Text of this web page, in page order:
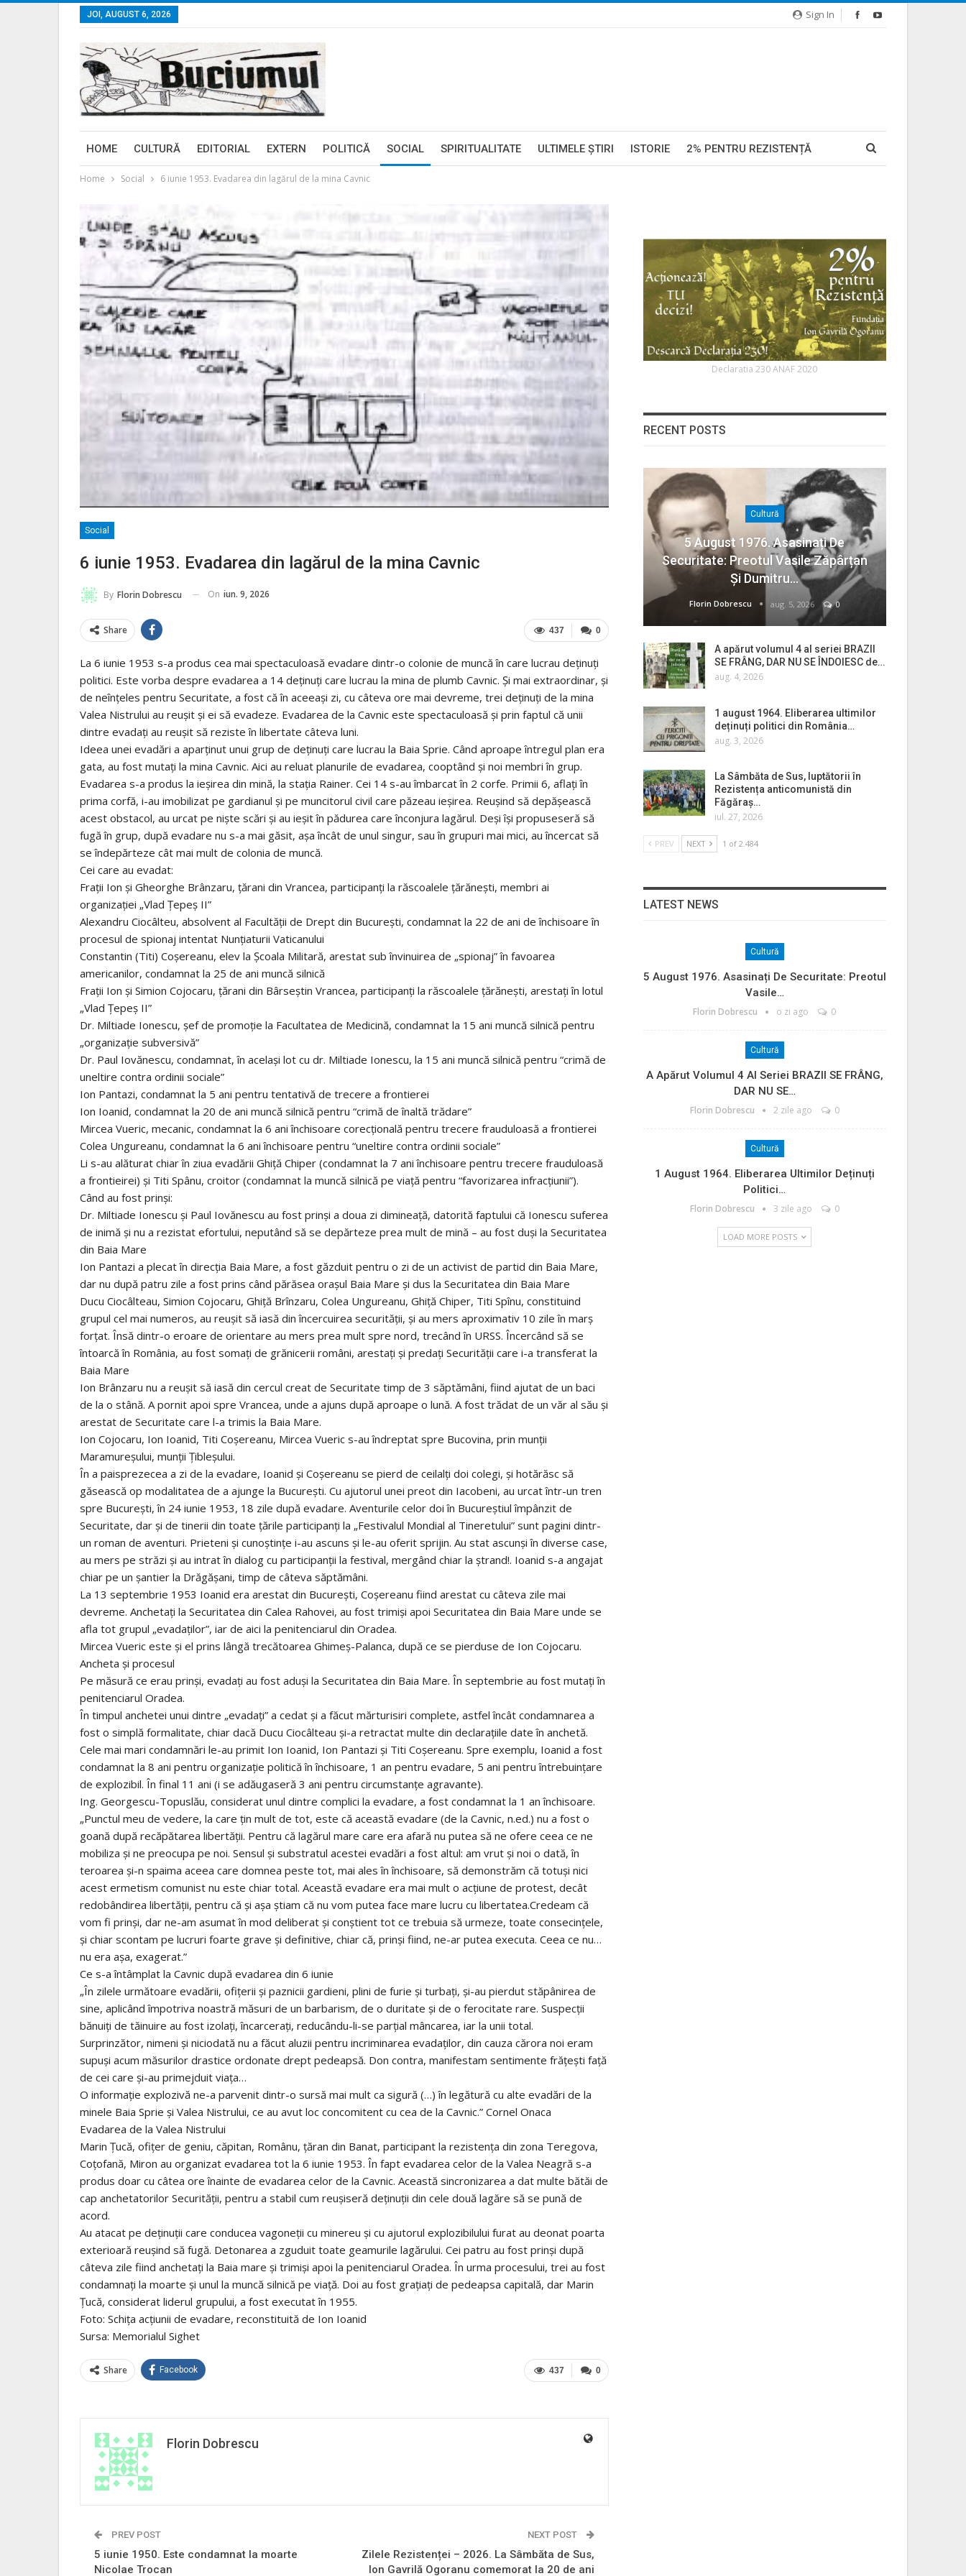
Sign In
JOI, AUGUST 6, 2026
HOME CULTURĂ EDITORIAL EXTERN POLITICĂ SOCIAL SPIRITUALITATE ULTIMELE ŞTIRI ISTORIE 2% PENTRU REZISTENȚĂ
Home Social 6 iunie 1953. Evadarea din lagărul de la mina Cavnic
Social
6 iunie 1953. Evadarea din lagărul de la mina Cavnic
By Florin Dobrescu On iun. 9, 2026
0
437
Share
La 6 iunie 1953 s-a produs cea mai spectaculoasă evadare dintr-o colonie de muncă în care lucrau deţinuţi
politici. Este vorba despre evadarea a 14 deţinuţi care lucrau la mina de plumb Cavnic. Şi mai extraordinar, şi
de neînţeles pentru Securitate, a fost că în aceeaşi zi, cu câteva ore mai devreme, trei deţinuţi de la mina
Valea Nistrului au reuşit şi ei să evadeze. Evadarea de la Cavnic este spectaculoasă şi prin faptul că unii
dintre evadaţi au reuşit să reziste în libertate câteva luni.
Ideea unei evadări a aparţinut unui grup de deţinuţi care lucrau la Baia Sprie. Când aproape întregul plan era
gata, au fost mutaţi la mina Cavnic. Aici au reluat planurile de evadarea, cooptând şi noi membri în grup.
Evadarea s-a produs la ieşirea din mină, la staţia Rainer. Cei 14 s-au îmbarcat în 2 corfe. Primii 6, aflaţi în
prima corfă, i-au imobilizat pe gardianul şi pe muncitorul civil care păzeau ieşirea. Reuşind să depăşească
acest obstacol, au urcat pe nişte scări şi au ieşit în pădurea care înconjura lagărul. Deşi îşi propuseseră să
fugă în grup, după evadare nu s-a mai găsit, aşa încât de unul singur, sau în grupuri mai mici, au încercat să
se îndepărteze cât mai mult de colonia de muncă.
Cei care au evadat:
Fraţii Ion şi Gheorghe Brânzaru, ţărani din Vrancea, participanţi la răscoalele ţărăneşti, membri ai
organizaţiei „Vlad Ţepeş II”
Alexandru Ciocâlteu, absolvent al Facultăţii de Drept din Bucureşti, condamnat la 22 de ani de închisoare în
procesul de spionaj intentat Nunţiaturii Vaticanului
Constantin (Titi) Coşereanu, elev la Şcoala Militară, arestat sub învinuirea de „spionaj” în favoarea
americanilor, condamnat la 25 de ani muncă silnică
Fraţii Ion şi Simion Cojocaru, ţărani din Bârseştin Vrancea, participanţi la răscoalele ţărăneşti, arestaţi în lotul
„Vlad Ţepeş II”
Dr. Miltiade Ionescu, şef de promoţie la Facultatea de Medicină, condamnat la 15 ani muncă silnică pentru
„organizaţie subversivă”
Dr. Paul Iovănescu, condamnat, în acelaşi lot cu dr. Miltiade Ionescu, la 15 ani muncă silnică pentru “crimă de
uneltire contra ordinii sociale”
Ion Pantazi, condamnat la 5 ani pentru tentativă de trecere a frontierei
Ion Ioanid, condamnat la 20 de ani muncă silnică pentru “crimă de înaltă trădare”
Mircea Vueric, mecanic, condamnat la 6 ani închisoare corecţională pentru trecere frauduloasă a frontierei
Colea Ungureanu, condamnat la 6 ani închisoare pentru “uneltire contra ordinii sociale”
Li s-au alăturat chiar în ziua evadării Ghiţă Chiper (condamnat la 7 ani închisoare pentru trecere frauduloasă
a frontieirei) şi Titi Spânu, croitor (condamnat la muncă silnică pe viaţă pentru “favorizarea infracţiunii”).
Când au fost prinşi:
Dr. Miltiade Ionescu şi Paul Iovănescu au fost prinşi a doua zi dimineaţă, datorită faptului că Ionescu suferea
de inimă şi nu a rezistat efortului, neputând să se depărteze prea mult de mină – au fost duşi la Securitatea
din Baia Mare
Ion Pantazi a plecat în direcţia Baia Mare, a fost găzduit pentru o zi de un activist de partid din Baia Mare,
dar nu după patru zile a fost prins când părăsea oraşul Baia Mare şi dus la Securitatea din Baia Mare
Ducu Ciocâlteau, Simion Cojocaru, Ghiţă Brînzaru, Colea Ungureanu, Ghiţă Chiper, Titi Spînu, constituind
grupul cel mai numeros, au reuşit să iasă din încercuirea securităţii, şi au mers aproximativ 10 zile în marş
forţat. Însă dintr-o eroare de orientare au mers prea mult spre nord, trecând în URSS. Încercând să se
întoarcă în România, au fost somaţi de grănicerii români, arestaţi şi predaţi Securităţii care i-a transferat la
Baia Mare
Ion Brânzaru nu a reuşit să iasă din cercul creat de Securitate timp de 3 săptămâni, fiind ajutat de un baci
de la o stână. A pornit apoi spre Vrancea, unde a ajuns după aproape o lună. A fost trădat de un văr al său şi
arestat de Securitate care l-a trimis la Baia Mare.
Ion Cojocaru, Ion Ioanid, Titi Coşereanu, Mircea Vueric s-au îndreptat spre Bucovina, prin munţii
Maramureşului, munţii Ţibleşului.
În a paisprezecea a zi de la evadare, Ioanid şi Coşereanu se pierd de ceilalţi doi colegi, şi hotărăsc să
găsească op modalitatea de a ajunge la Bucureşti. Cu ajutorul unei preot din Iacobeni, au urcat într-un tren
spre Bucureşti, în 24 iunie 1953, 18 zile după evadare. Aventurile celor doi în Bucureştiul împânzit de
Securitate, dar şi de tinerii din toate ţările participanţi la „Festivalul Mondial al Tineretului” sunt pagini dintr-
un roman de aventuri. Prieteni şi cunoştinţe i-au ascuns şi le-au oferit sprijin. Au stat ascunşi în diverse case,
au mers pe străzi şi au intrat în dialog cu participanţii la festival, mergând chiar la ştrand!. Ioanid s-a angajat
chiar pe un şantier la Drăgăşani, timp de câteva săptămâni.
La 13 septembrie 1953 Ioanid era arestat din Bucureşti, Coşereanu fiind arestat cu câteva zile mai
devreme. Anchetaţi la Securitatea din Calea Rahovei, au fost trimişi apoi Securitatea din Baia Mare unde se
afla tot grupul „evadaţilor”, iar de aici la penitenciarul din Oradea.
Mircea Vueric este şi el prins lângă trecătoarea Ghimeş-Palanca, după ce se pierduse de Ion Cojocaru.
Ancheta şi procesul
Pe măsură ce erau prinşi, evadaţi au fost aduşi la Securitatea din Baia Mare. În septembrie au fost mutaţi în
penitenciarul Oradea.
În timpul anchetei unui dintre „evadaţi” a cedat şi a făcut mărturisiri complete, astfel încât condamnarea a
fost o simplă formalitate, chiar dacă Ducu Ciocâlteau şi-a retractat multe din declaraţiile date în anchetă.
Cele mai mari condamnări le-au primit Ion Ioanid, Ion Pantazi şi Titi Coşereanu. Spre exemplu, Ioanid a fost
condamnat la 8 ani pentru organizaţie politică în închisoare, 1 an pentru evadare, 5 ani pentru întrebuinţare
de explozibil. În final 11 ani (i se adăugaseră 3 ani pentru circumstanţe agravante).
Ing. Georgescu-Topuslău, considerat unul dintre complici la evadare, a fost condamnat la 1 an închisoare.
„Punctul meu de vedere, la care ţin mult de tot, este că această evadare (de la Cavnic, n.ed.) nu a fost o
goană după recăpătarea libertăţii. Pentru că lagărul mare care era afară nu putea să ne ofere ceea ce ne
mobiliza şi ne preocupa pe noi. Sensul şi substratul acestei evadări a fost altul: am vrut şi noi o dată, în
teroarea şi-n spaima aceea care domnea peste tot, mai ales în închisoare, să demonstrăm că totuşi nici
acest ermetism comunist nu este chiar total. Această evadare era mai mult o acţiune de protest, decât
redobândirea libertăţii, pentru că şi aşa ştiam că nu vom putea face mare lucru cu libertatea.Credeam că
vom fi prinşi, dar ne-am asumat în mod deliberat şi conştient tot ce trebuia să urmeze, toate consecinţele,
şi chiar scontam pe lucruri foarte grave şi definitive, chiar că, prinşi fiind, ne-ar putea executa. Ceea ce nu…
nu era aşa, exagerat.”
Ce s-a întâmplat la Cavnic după evadarea din 6 iunie
„În zilele următoare evadării, ofiţerii şi paznicii gardieni, plini de furie şi turbaţi, şi-au pierdut stăpânirea de
sine, aplicând împotriva noastră măsuri de un barbarism, de o duritate şi de o ferocitate rare. Suspecţii
bănuiţi de tăinuire au fost izolaţi, încarceraţi, reducându-li-se parţial mâncarea, iar la unii total.
Surprinzător, nimeni şi niciodată nu a făcut aluzii pentru incriminarea evadaţilor, din cauza cărora noi eram
supuşi acum măsurilor drastice ordonate drept pedeapsă. Don contra, manifestam sentimente frăţeşti faţă
de cei care şi-au primejduit viaţa…
O informaţie explozivă ne-a parvenit dintr-o sursă mai mult ca sigură (…) în legătură cu alte evadări de la
minele Baia Sprie şi Valea Nistrului, ce au avut loc concomitent cu cea de la Cavnic.” Cornel Onaca
Evadarea de la Valea Nistrului
Marin Ţucă, ofiţer de geniu, căpitan, Românu, ţăran din Banat, participant la rezistenţa din zona Teregova,
Coţofană, Miron au organizat evadarea tot la 6 iunie 1953. În fapt evadarea celor de la Valea Neagră s-a
produs doar cu câtea ore înainte de evadarea celor de la Cavnic. Această sincronizarea a dat multe bătăi de
cap anchetatorilor Securităţii, pentru a stabil cum reuşiseră deţinuţii din cele două lagăre să se pună de
acord.
Au atacat pe deţinuţii care conducea vagoneţii cu minereu şi cu ajutorul explozibilului furat au deonat poarta
exterioară reuşind să fugă. Detonarea a zguduit toate geamurile lagărului. Cei patru au fost prinşi după
câteva zile fiind anchetaţi la Baia mare şi trimişi apoi la penitenciarul Oradea. În urma procesului, trei au fost
condamnaţi la moarte şi unul la muncă silnică pe viaţă. Doi au fost graţiaţi de pedeapsa capitală, dar Marin
Ţucă, considerat liderul grupului, a fost executat în 1955.
Foto: Schița acțiunii de evadare, reconstituită de Ion Ioanid
Sursa: Memorialul Sighet
0
437
Share Facebook
Florin Dobrescu
PREV POST
5 iunie 1950. Este condamnat la moarte
Nicolae Trocan
NEXT POST
Zilele Rezistenței – 2026. La Sâmbăta de Sus,
Ion Gavrilă Ogoranu comemorat la 20 de ani
Declaratia 230 ANAF 2020
RECENT POSTS
Cultură
5 August 1976. Asasinați De
Securitate: Preotul Vasile Zăpârțan
Și Dumitru…
Florin Dobrescu aug. 5, 2026 0
A apărut volumul 4 al seriei BRAZII
SE FRÂNG, DAR NU SE ÎNDOIESC de…
aug. 4, 2026
1 august 1964. Eliberarea ultimilor
deținuți politici din România…
aug. 3, 2026
La Sâmbăta de Sus, luptătorii în
Rezistența anticomunistă din
Făgăraș…
iul. 27, 2026
PREV NEXT 1 of 2.484
LATEST NEWS
Cultură
5 August 1976. Asasinați De Securitate: Preotul
Vasile…
Florin Dobrescu o zi ago 0
Cultură
A Apărut Volumul 4 Al Seriei BRAZII SE FRÂNG,
DAR NU SE…
Florin Dobrescu 2 zile ago 0
Cultură
1 August 1964. Eliberarea Ultimilor Deținuți
Politici…
Florin Dobrescu 3 zile ago 0
LOAD MORE POSTS